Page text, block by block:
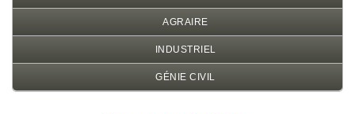
AGRAIRE
INDUSTRIEL
GÉNIE CIVIL